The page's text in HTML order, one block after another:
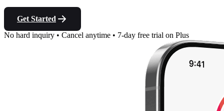
Get Started
No hard inquiry • Cancel anytime • 7-day free trial on Plus